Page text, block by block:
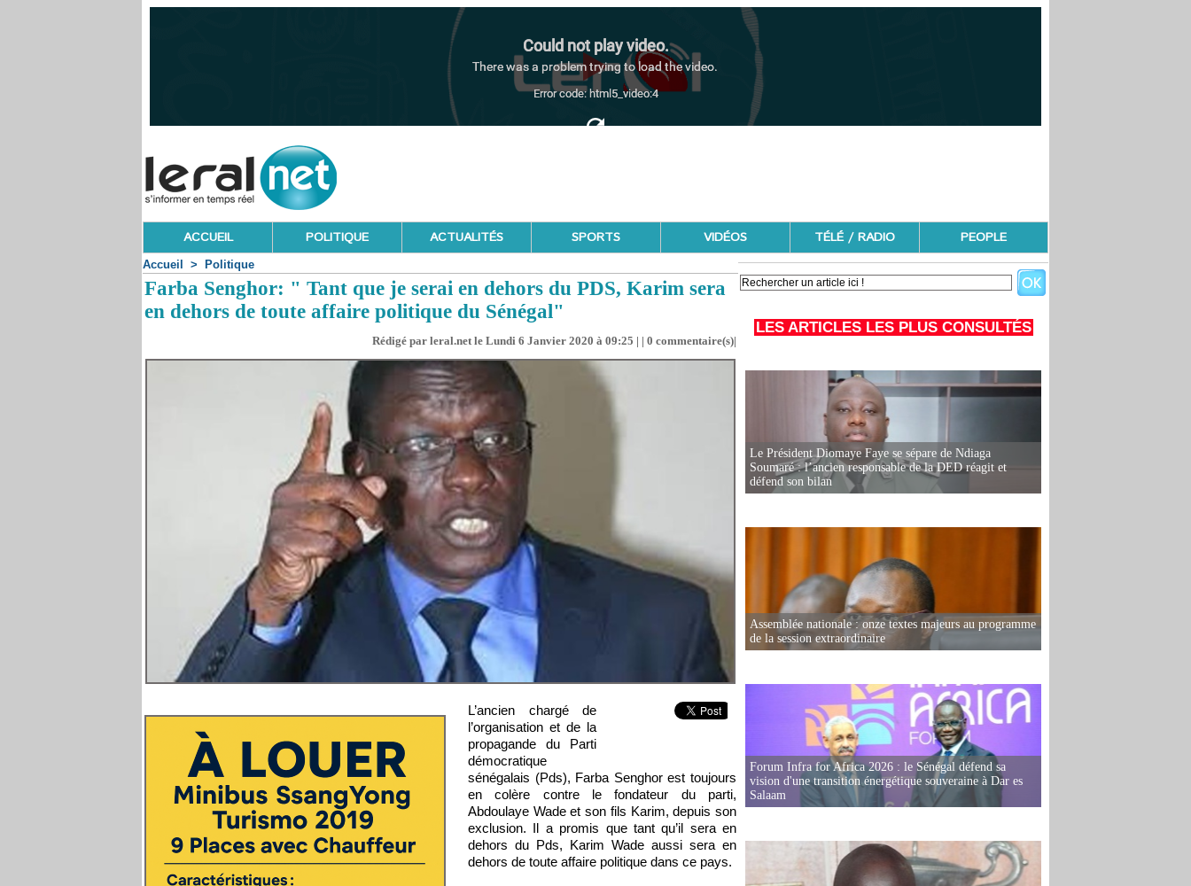
ACCUEIL POLITIQUE ACTUALITÉS SPORTS VIDÉOS TÉLÉ / RADIO PEOPLE
Accueil > Politique
Farba Senghor: " Tant que je serai en dehors du PDS, Karim sera
en dehors de toute affaire politique du Sénégal"
Rédigé par leral.net le Lundi 6 Janvier 2020 à 09:25 | | 0 commentaire(s)|
L’ancien chargé de
l’organisation et de la
propagande du Parti
démocratique
sénégalais (Pds), Farba Senghor est toujours
en colère contre le fondateur du parti,
Abdoulaye Wade et son fils Karim, depuis son
exclusion. Il a promis que tant qu’il sera en
dehors du Pds, Karim Wade aussi sera en
dehors de toute affaire politique dans ce pays.
LES ARTICLES LES PLUS CONSULTÉS
Le Président Diomaye Faye se sépare de Ndiaga
Soumaré : l’ancien responsable de la DED réagit et
défend son bilan
Assemblée nationale : onze textes majeurs au programme
de la session extraordinaire
Forum Infra for Africa 2026 : le Sénégal défend sa
vision d'une transition énergétique souveraine à Dar es
Salaam